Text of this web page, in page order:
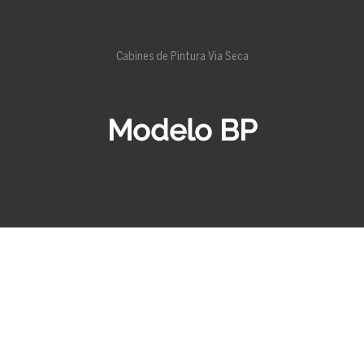
Cabines de Pintura Via Seca
Modelo BP